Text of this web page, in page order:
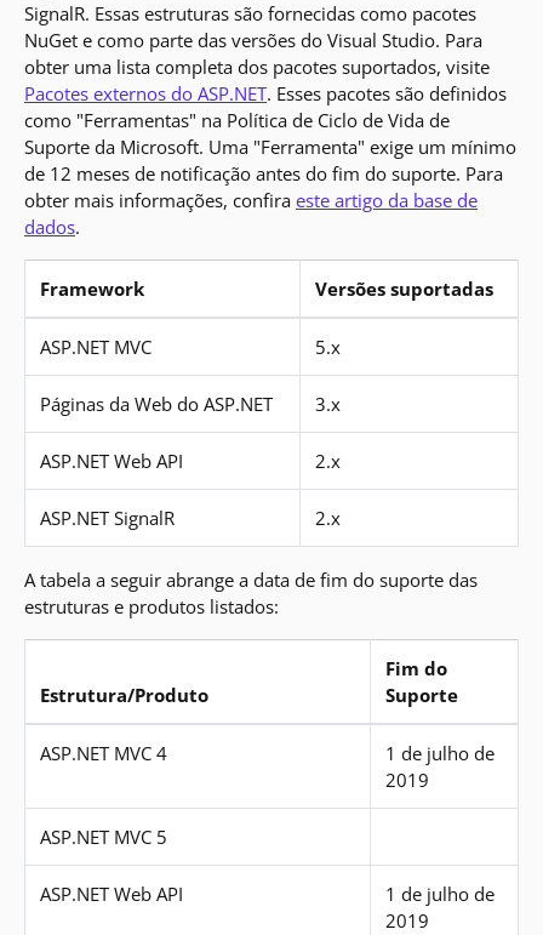
SignalR. Essas estruturas são fornecidas como pacotes
NuGet e como parte das versões do Visual Studio. Para
obter uma lista completa dos pacotes suportados, visite
Pacotes externos do ASP.NET. Esses pacotes são definidos
como "Ferramentas" na Política de Ciclo de Vida de
Suporte da Microsoft. Uma "Ferramenta" exige um mínimo
de 12 meses de notificação antes do fim do suporte. Para
obter mais informações, confira este artigo da base de
dados.
Framework Versões suportadas
ASP.NET MVC 5.x
Páginas da Web do ASP.NET 3.x
ASP.NET Web API 2.x
ASP.NET SignalR 2.x
A tabela a seguir abrange a data de fim do suporte das
estruturas e produtos listados:
Estrutura/Produto
Fim do
Suporte
ASP.NET MVC 4
1 de julho de
2019
ASP.NET MVC 5
ASP.NET Web API
1 de julho de
2019